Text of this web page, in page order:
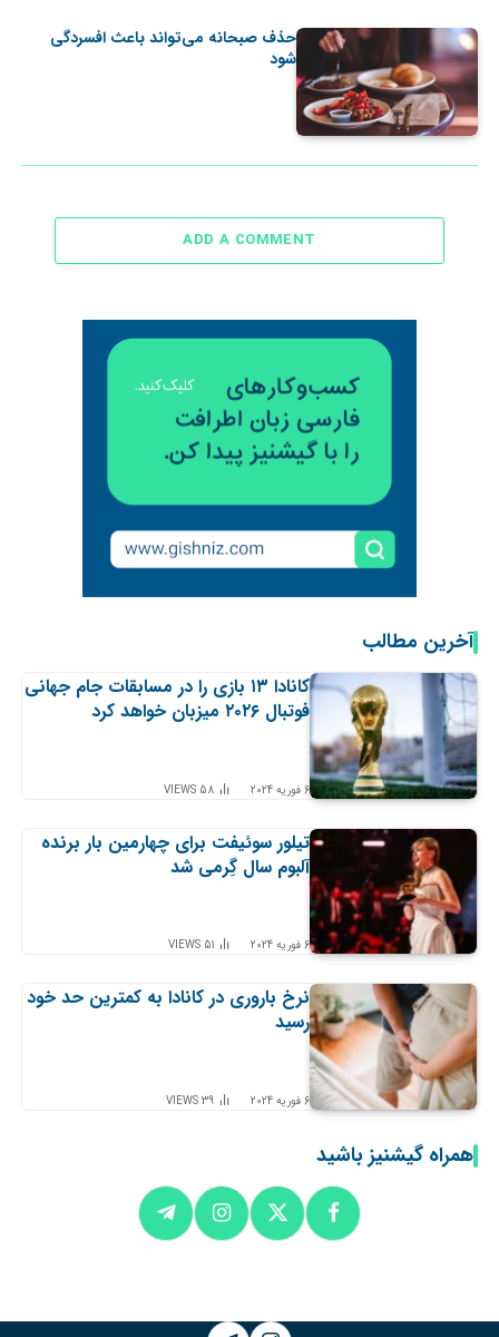
حذف صبحانه می‌تواند باعث افسردگی
‌شود
ADD A COMMENT
آخرین مطالب
کانادا ۱۳ بازی را در مسابقات جام جهانی
فوتبال ۲۰۲۶ میزبان خواهد کرد
6 فوریه 2024 58
VIEWS
تیلور سوئیفت برای چهارمین بار برنده
آلبوم سال گِرمی شد
6 فوریه 2024 51
VIEWS
نرخ باروری در کانادا به کمترین حد خود
رسید
6 فوریه 2024 39
VIEWS
همراه گیشنیز باشید